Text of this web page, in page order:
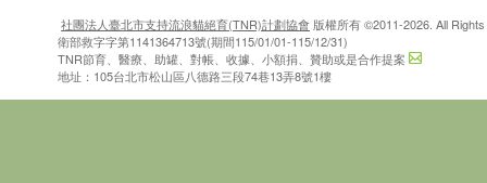
社團法人臺北市支持流浪貓絕育(TNR)計劃協會 版權所有 ©2011-2026. All
衛部救字字第1141364713號(期間115/01/01-115/12/31)
TNR節育、醫療、助罐、對帳、收據、小額捐、贊助或是合作提案
地址：105台北市松山區八德路三段74巷13弄8號1樓